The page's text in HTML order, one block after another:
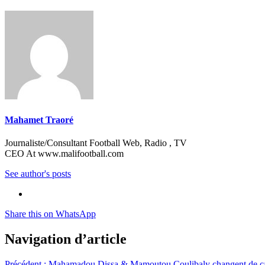
Mahamet Traoré
Journaliste/Consultant Football Web, Radio , TV
CEO At www.malifootball.com
See author's posts
Share this on WhatsApp
Navigation d’article